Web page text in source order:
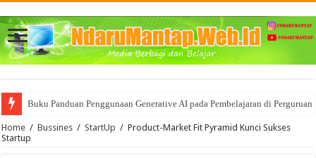
Buku Panduan Penggunaan Generative AI pada Pembelajaran di
Home / Bussines / StartUp / Product-Market Fit Pyramid Kunci Sukses
Startup